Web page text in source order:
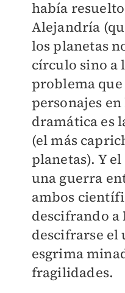
había
Alejandría
los planetas
círculo sino a
problema
personajes
dramática es
(el más
planetas). Y
una guerra
ambos
descifrando
descifrarse el
esgrima
fragilidades.